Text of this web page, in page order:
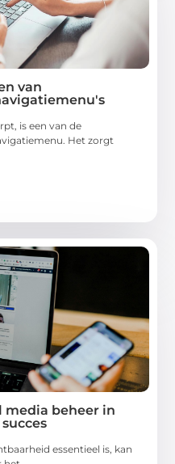
van
is een van de
Het zorgt
media beheer in
essentieel is, kan